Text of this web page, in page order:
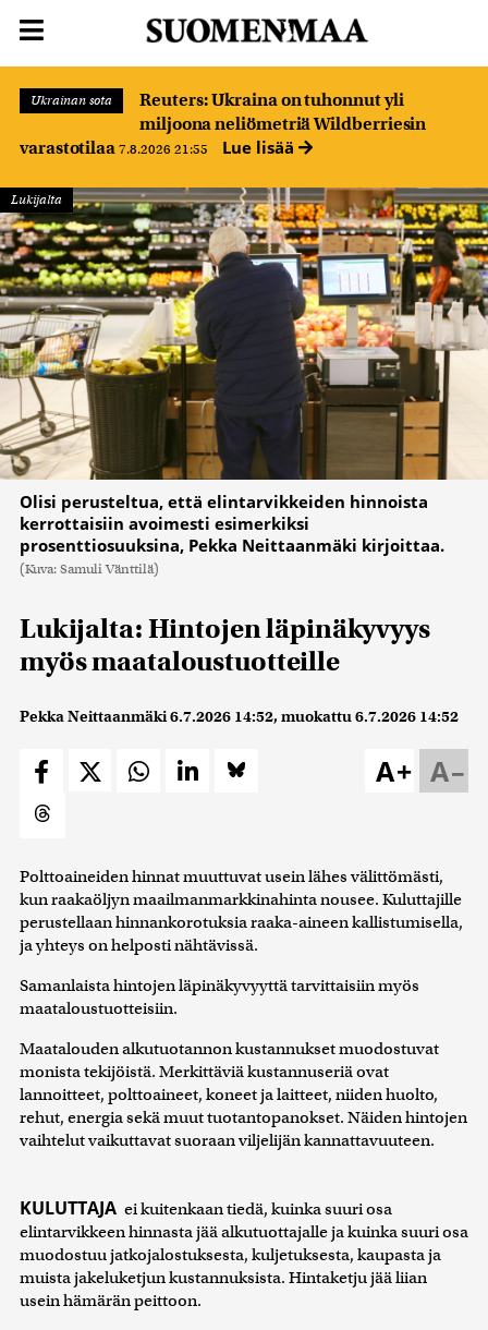
Ukrainan sota
Reuters: Ukraina on tuhonnut yli
miljoona neliömetriä Wildberriesin
varastotilaa 7.8.2026 21:55 Lue lisää
Lukijalta
Olisi perusteltua, että elintarvikkeiden hinnoista
kerrottaisiin avoimesti esimerkiksi
prosenttiosuuksina, Pekka Neittaanmäki kirjoittaa.
(Kuva: Samuli Vänttilä)
Lukijalta: Hintojen läpinäkyvyys
myös maataloustuotteille
Pekka Neittaanmäki6.7.2026 14:52, muokattu6.7.2026 14:52
A–
A+
Polttoaineiden hinnat muuttuvat usein lähes välittömästi,
kun raakaöljyn maailmanmarkkinahinta nousee. Kuluttajille
perustellaan hinnankorotuksia raaka-aineen kallistumisella,
ja yhteys on helposti nähtävissä.
Samanlaista hintojen läpinäkyvyyttä tarvittaisiin myös
maataloustuotteisiin.
Maatalouden alkutuotannon kustannukset muodostuvat
monista tekijöistä. Merkittäviä kustannuseriä ovat
lannoitteet, polttoaineet, koneet ja laitteet, niiden huolto,
rehut, energia sekä muut tuotantopanokset. Näiden hintojen
vaihtelut vaikuttavat suoraan viljelijän kannattavuuteen.
KULUTTAJA ei kuitenkaan tiedä, kuinka suuri osa
elintarvikkeen hinnasta jää alkutuottajalle ja kuinka suuri osa
muodostuu jatkojalostuksesta, kuljetuksesta, kaupasta ja
muista jakeluketjun kustannuksista. Hintaketju jää liian
usein hämärän peittoon.